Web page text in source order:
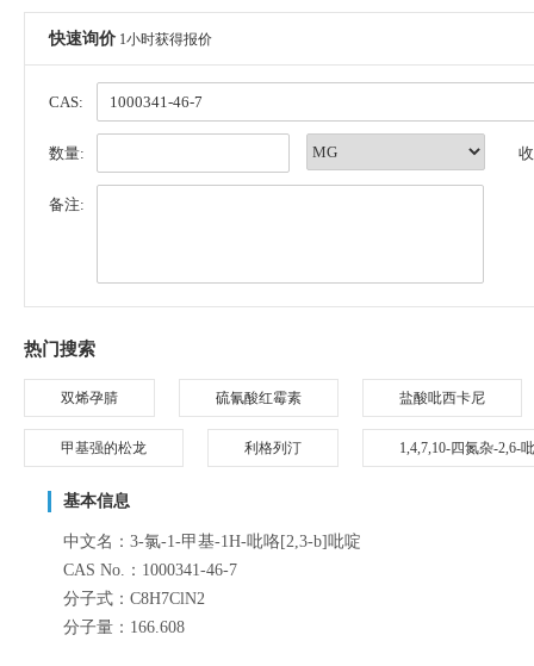
快速询价 1小时获得报价
CAS:
数量:
备注:
热门搜索
双烯孕腈 硫氰酸红霉素 盐酸吡西卡尼
甲基强的松龙 利格列汀 1,4,7,10-四氮杂-2,6-
基本信息
中文名：3-氯-1-甲基-1H-吡咯[2,3-b]吡啶
CAS No.：1000341-46-7
分子式：C8H7ClN2
分子量：166.608